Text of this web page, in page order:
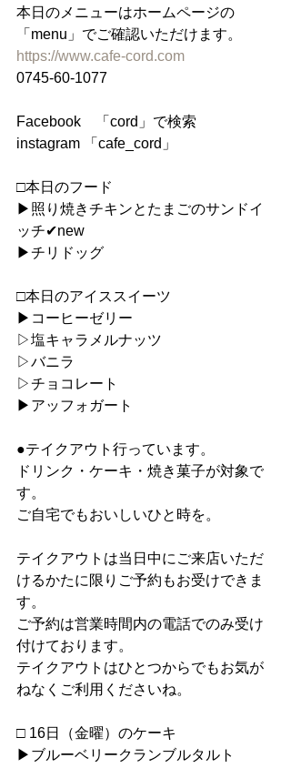
本日のメニューはホームページの
「menu」でご確認いただけます。
https://www.cafe-cord.com
0745-60-1077
Facebook　「cord」で検索
instagram 「cafe_cord」
□本日のフード
▶︎照り焼きチキンとたまごのサンドイ
ッチ✔︎new
▶︎チリドッグ
□本日のアイススイーツ
▶︎コーヒーゼリー
▷塩キャラメルナッツ
▷バニラ
▷チョコレート
▶︎アッフォガート
●テイクアウト行っています。
ドリンク・ケーキ・焼き菓子が対象で
す。
ご自宅でもおいしいひと時を。
テイクアウトは当日中にご来店いただ
けるかたに限りご予約もお受けできま
す。
ご予約は営業時間内の電話でのみ受け
付けております。
テイクアウトはひとつからでもお気が
ねなくご利用くださいね。
□ 16日（金曜）のケーキ
▶︎ブルーベリークランブルタルト